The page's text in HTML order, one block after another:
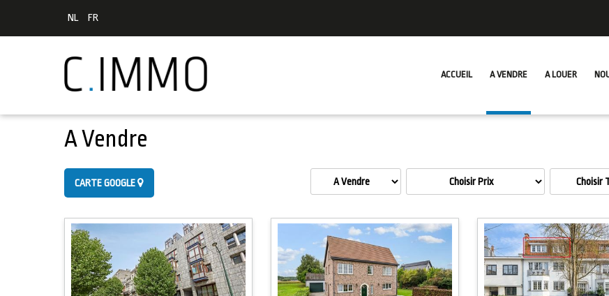
NL FR
ACCUEIL A VENDRE A LOUER
A Vendre
CARTE GOOGLE